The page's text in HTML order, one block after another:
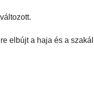
elbújt a haja és a